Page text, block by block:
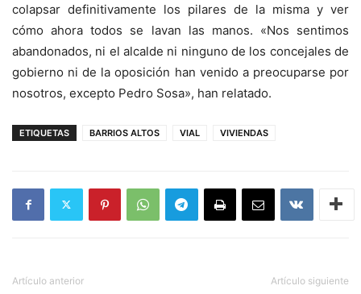
colapsar definitivamente los pilares de la misma y ver
cómo ahora todos se lavan las manos. «Nos sentimos
abandonados, ni el alcalde ni ninguno de los concejales de
gobierno ni de la oposición han venido a preocuparse por
nosotros, excepto Pedro Sosa», han relatado.
ETIQUETAS BARRIOS ALTOS VIAL VIVIENDAS
Artículo anterior Artículo siguiente